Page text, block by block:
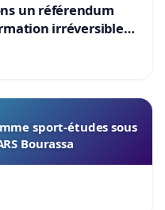
un référendum
irréversible
sport-études sous
Bourassa